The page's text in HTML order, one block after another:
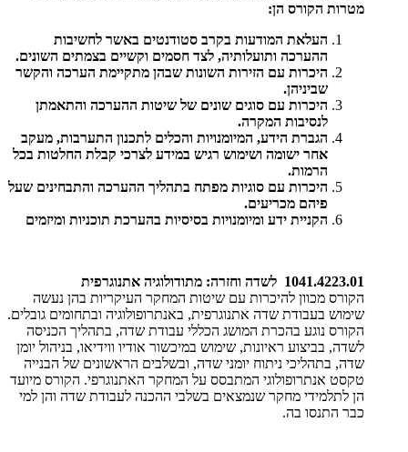
מטרות הקורס הן:
העלאת המודעות בקרב סטודנטים באשר לחשיבות
ההערכה ותועלותיה, לצד חסמים וקשיים בצמתים השונים.
היכרות עם הזירות השונות שבהן מתקיימת הערכה והקשר
שביניהן.
היכרות עם סוגים שונים של שיטות ההערכה והתאמתן
לנסיבות המקרה.
הגברת הידע, המיומנויות והכלים לתכנון התערבות, מעקב
אחר ישומה ושימוש רגיש במידע לצרכי קבלת החלטות בכל
הרמות.
היכרות עם סוגיות מפתח בתהליך ההערכה והתבחינים שעל
פיהם מכריעים.
הקניית ידע ומיומנויות בסיסיות בהערכת תוכניות ומיזמים
1041.4223.01 לשדה וחזרה: מתודולוגיה אתנוגרפית
הקורס מכוון להיכרות עם שיטות המחקר העיקריות בהן נעשה
שימוש בעבודת שדה אתנוגרפית, באנתרופולוגיה ובתחומים גובלים.
הקורס נוגע בהכרת המושג הכללי עבודת שדה, בתהליך הכניסה
לשדה, בביצוע ראיונות, שימוש במיכשור אודיו ווידיאו, בניהול יומן
שדה, בתהליכי ניתוח יומני שדה, ובשלבים הראשונים של הבנייה
טקסט אנתרופולוגי המתבסס על המחקר האתנוגרפי. הקורס מיועד
הן לתלמידי מחקר שנמצאים בשלבי ההכנה לעבודת שדה והן למי
כבר התנסו בה.